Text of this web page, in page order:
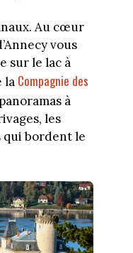
Au cœur
vous
sur le lac à
la Compagnie des
à
les
qui bordent le